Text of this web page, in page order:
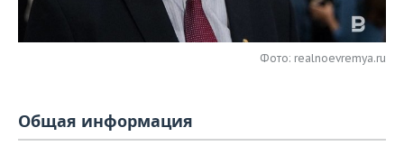
НЕФТЕХИМИЯ
НЕФТЬ
ЭНЕРГЕТИКА
РОЗНИЧНАЯ ТОРГОВЛЯ
УСЛУГИ
НОВОСТИ ТЕХНОЛОГИЙ
МЕДИА
ВЫЕЗДНАЯ РЕДАКЦИЯ
НОВОСТИ СПОРТА
ОБЩЕСТВО
Фото: realnoevremya.ru
Общая информация